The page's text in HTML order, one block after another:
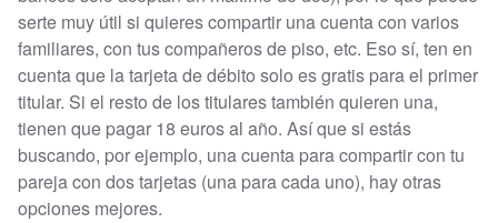
serte muy útil si quieres compartir una cuenta con varios
familiares, con tus compañeros de piso, etc. Eso sí, ten en
cuenta que la tarjeta de débito solo es gratis para el primer
titular. Si el resto de los titulares también quieren una,
tienen que pagar 18 euros al año. Así que si estás
buscando, por ejemplo, una cuenta para compartir con tu
pareja con dos tarjetas (una para cada uno), hay otras
opciones mejores.